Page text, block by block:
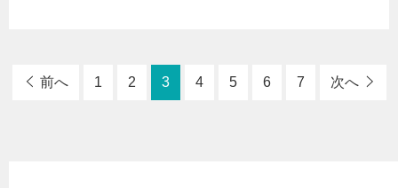
前へ 1 2 3 4 5 6 7 次へ